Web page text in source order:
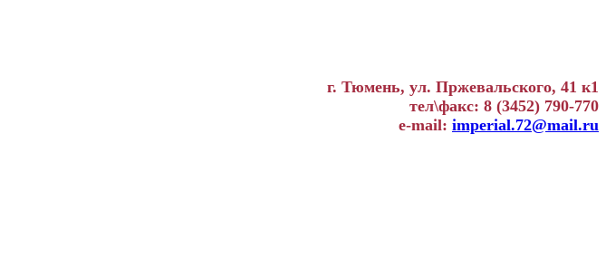
г. Тюмень, ул. Пржевальского, 41 к1
тел\факс: 8 (3452) 790-770
e-mail: imperial.72@mail.ru